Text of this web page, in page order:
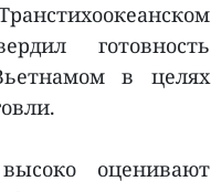
готовность
в целях
оценивают